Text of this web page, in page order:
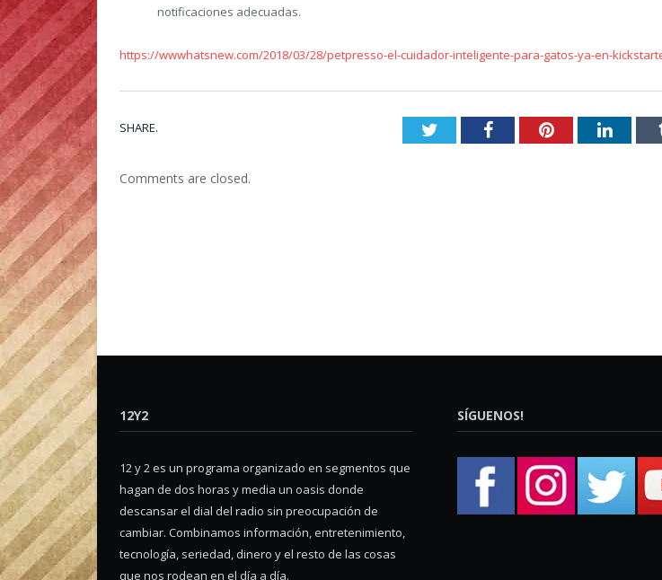
notificaciones adecuadas.
https://wwwhatsnew.com/2018/03/28/petpresso-el-cuidador-inteligente-para-gatos-ya-en-
SHARE. TwitterFacebookPinterest
Comments are closed.
12Y2
12 y 2 es un programa organizado en segmentos que
hagan de dos horas y media un oasis donde
descansar el dial del radio sin preocupación de
cambiar. Combinamos información, entretenimiento,
tecnología, seriedad, dinero y el resto de las cosas
que nos rodean en el día a día.
SÍGUENOS!